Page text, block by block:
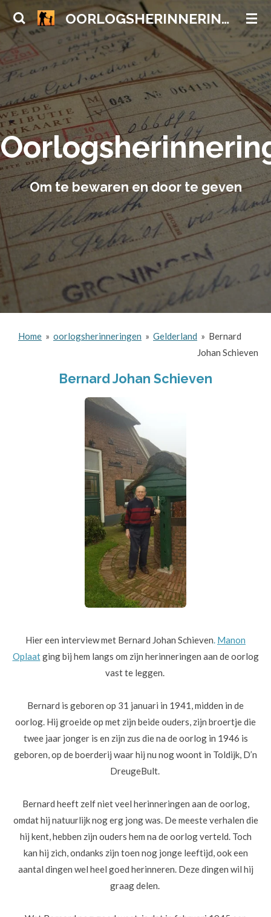
Ga
direct
naar
hoofdinhoud
OORLOGSHERINNERINGEN
Om te bewaren en door te geven
Home » oorlogsherinneringen » Gelderland » Bernard
Johan Schieven
Bernard Johan Schieven
Hier een interview met Bernard Johan Schieven. Manon
Oplaatging bij hem langs om zijn herinneringen aan de oorlog
vast te leggen.
Bernard is geboren op 31 januari in 1941, midden in de
oorlog. Hij groeide op met zijn beide ouders, zijn broertje die
twee jaar jonger is en zijn zus die na de oorlog in 1946 is
geboren, op de boerderij waar hij nu nog woont in Toldijk, D’n
DreugeBult.
Bernard heeft zelf niet veel herinneringen aan de oorlog,
omdat hij natuurlijk nog erg jong was. De meeste verhalen die
hij kent, hebben zijn ouders hem na de oorlog verteld. Toch
kan hij zich, ondanks zijn toen nog jonge leeftijd, ook een
aantal dingen wel heel goed herinneren. Deze dingen wil hij
graag delen.